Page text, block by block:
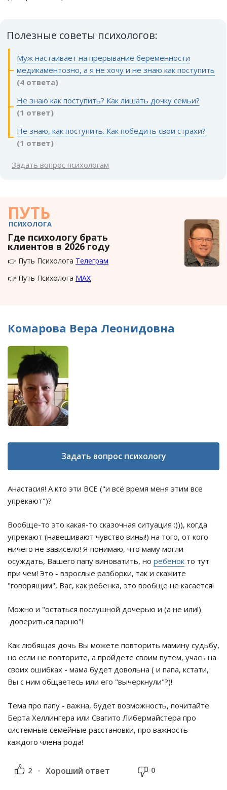
Полезные советы психологов:
Муж настаивает на прерывание беременности
медикаментозно, а я не хочу и не знаю как поступить
(4 ответа)
Не знаю как поступить? Как лишать дочку семьи?
(1 ответ)
Не знаю, как поступить. Как победить свои страхи?
(1 ответ)
Задать вопрос психологам
ПУТЬ
ПСИХОЛОГА
Где психологу брать
клиентов в 2026 году
👉 Путь Психолога Телеграм
👉 Путь Психолога MAX
Комарова Вера Леонидовна
Задать вопрос психологу
Анастасия! А кто эти ВСЕ ("и всё время меня этим все
упрекают")?
Вообще-то это какая-то сказочная ситуация :))), когда
упрекают (навешивают чувство вины!) на того, от кого
ничего не зависело! Я понимаю, что маму могли
осуждать, Вашего папу виноватить, но ребенок то тут
при чем! Это - взрослые разборки, так и скажите
"говорящим", Вас, как ребенка, это вообще не касается!
Можно и "остаться послушной дочерью и (а не или!)
довериться парню"!
Как любящая дочь Вы можете повторить мамину судьбу,
но если не повторите, а пройдете своим путем, учась на
своих ошибках - мама будет довольна ( и папа, кстати,
Вы с ним общаетесь или его "вычеркнули"?)!
Тема про папу - важна, будет возможность, почитайте
Берта Хеллингера или Свагито Либермайстера про
системные семейные расстановки, про важность
каждого члена рода!
2 Хороший ответ 0